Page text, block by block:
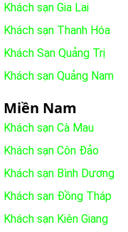
Khách sạn Gia Lai
Khách sạn Thanh Hóa
Khách Sạn Quảng Trị
Khách sạn Quảng Nam
Miền Nam
Khách sạn Cà Mau
Khách sạn Côn Đảo
Khách sạn Bình Dương
Khách sạn Đồng Tháp
Khách sạn Kiên Giang